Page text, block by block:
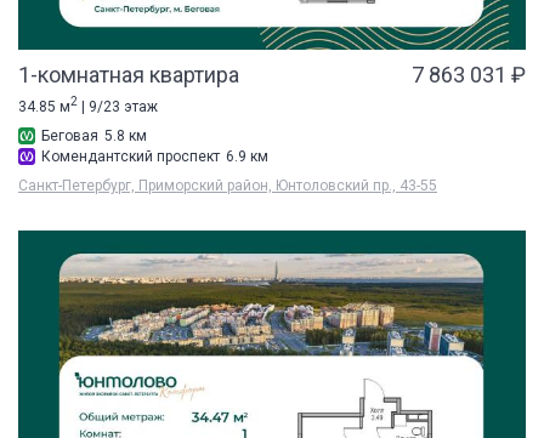
1-комнатная квартира 7 863 031 ₽
34.85 м2
| 9/23 этаж
Беговая 5.8 км
Комендантский проспект 6.9 км
Санкт-Петербург, Приморский район, Юнтоловский пр., 43-55